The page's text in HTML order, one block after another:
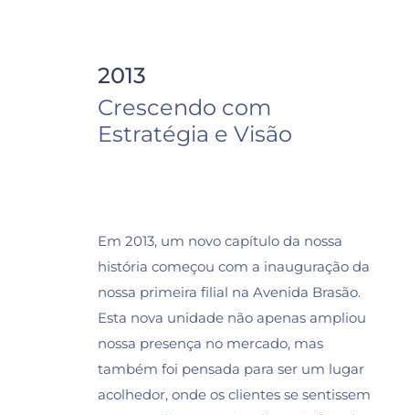
2013
Crescendo com
Estratégia e Visão
Em 2013, um novo capítulo da nossa
história começou com a inauguração da
nossa primeira filial na Avenida Brasão.
Esta nova unidade não apenas ampliou
nossa presença no mercado, mas
também foi pensada para ser um lugar
acolhedor, onde os clientes se sentissem